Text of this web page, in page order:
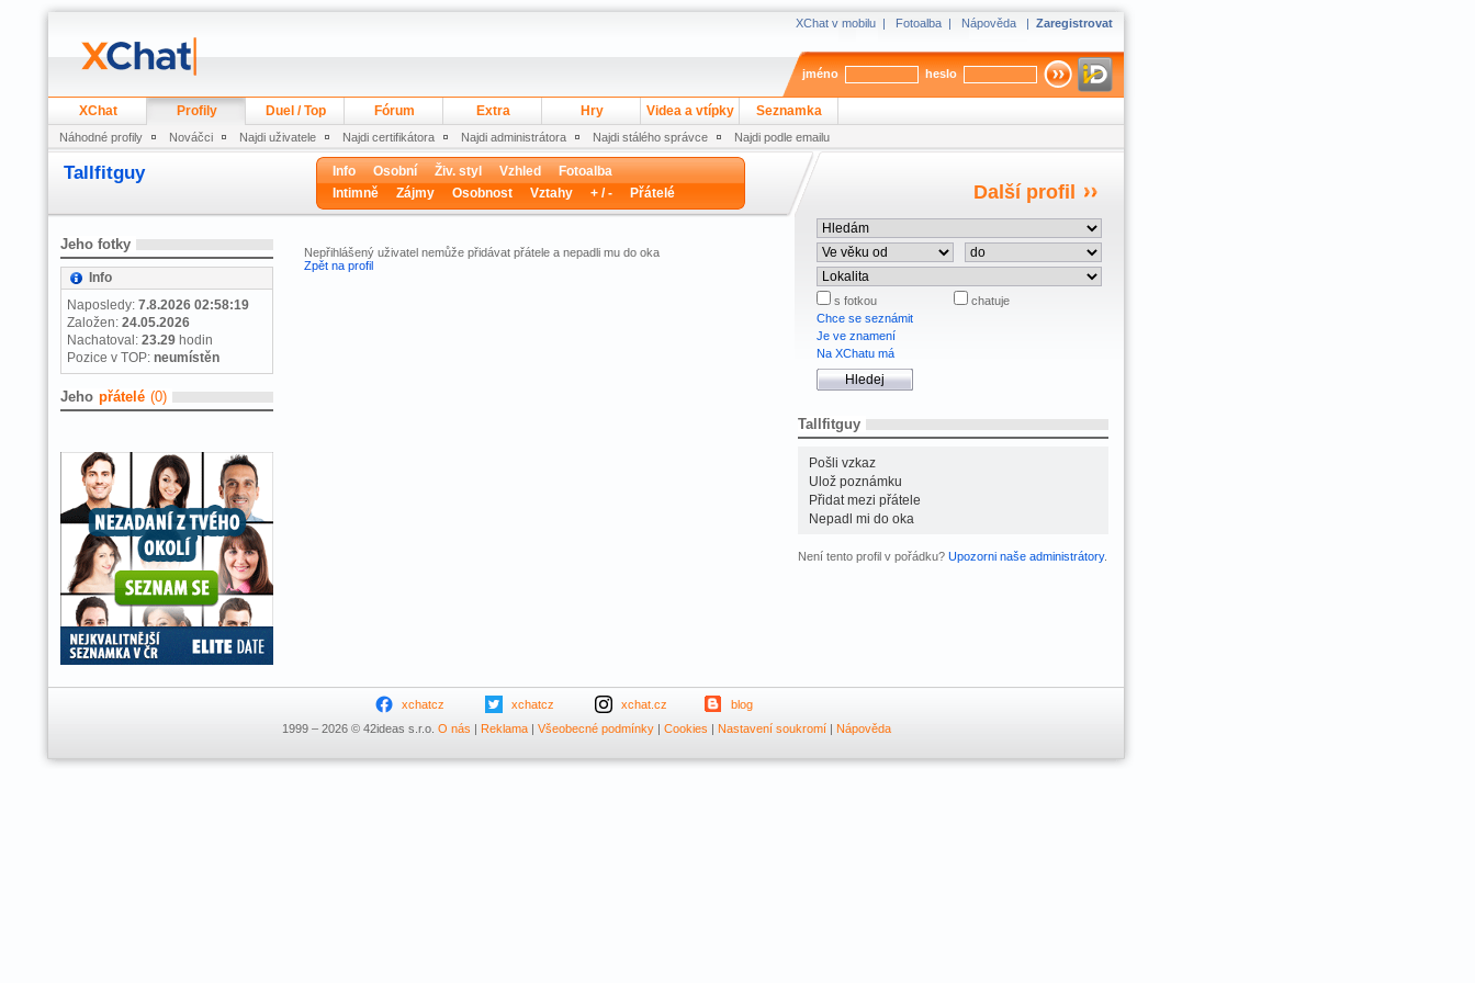
XChat v mobilu | Fotoalba | Nápověda | Zaregistrovat
jméno heslo
XChat Profily Duel / Top Fórum Extra Hry Videa a vtípky Seznamka
Náhodné profily Nováčci Najdi uživatele Najdi certifikátora Najdi administrátora Najdi stálého správce Najdi podle emailu
Tallfitguy Info Osobní Živ. styl Vzhled
Fotoalba
Intimně
Zájmy Osobnost Vztahy + / - Přátelé Další profil
Jeho fotky
Info
Naposledy: 7.8.2026 02:58:19
Založen: 24.05.2026
Nachatoval: 23.29 hodin
Pozice v TOP: neumístěn
Jeho přátelé (0)
Nepřihlášený uživatel nemůže přidávat přátele a nepadli mu do oka
Zpět na profil
s fotkou
chatuje
Chce se seznámit
Je ve znamení
Na XChatu má
Tallfitguy
Pošli vzkaz
Ulož poznámku
Přidat mezi přátele
Nepadl mi do oka
Není tento profil v pořádku? Upozorni naše administrátory.
xchatcz xchatcz xchat.cz
blog
1999 – 2026 © 42ideas s.r.o. O nás | Reklama| Všeobecné podmínky| Cookies | Nastavení soukromí| Nápověda